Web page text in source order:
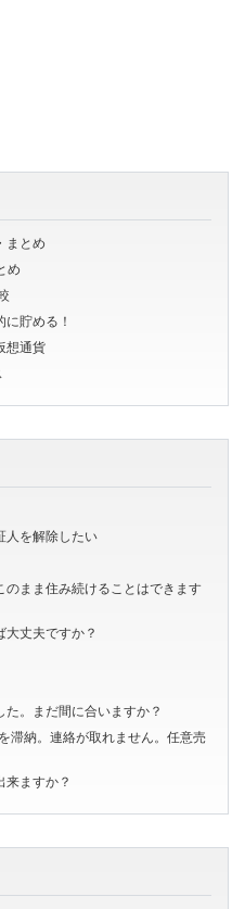
まとめ
め
貯める！
想通貨
人を解除したい
まま住み続けることはできます
大丈夫ですか？
た。まだ間に合いますか？
滞納。連絡が取れません。任意売
来ますか？